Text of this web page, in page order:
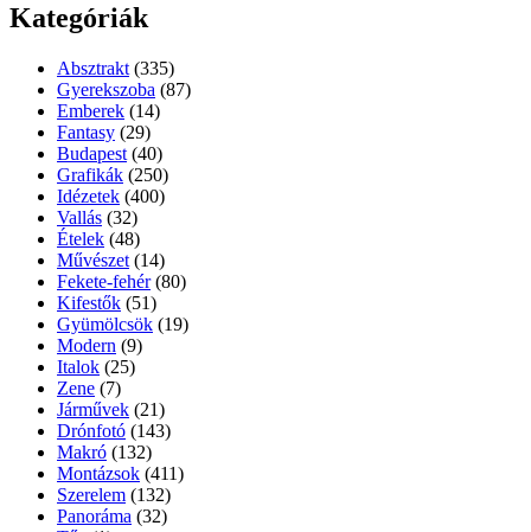
Kategóriák
Absztrakt (335)
Gyerekszoba (87)
Emberek (14)
Fantasy (29)
Budapest (40)
Grafikák (250)
Idézetek (400)
Vallás (32)
Ételek (48)
Művészet (14)
Fekete-fehér (80)
Kifestők (51)
Gyümölcsök (19)
Modern (9)
Italok (25)
Zene (7)
Járművek (21)
Drónfotó (143)
Makró (132)
Montázsok (411)
Szerelem (132)
Panoráma (32)